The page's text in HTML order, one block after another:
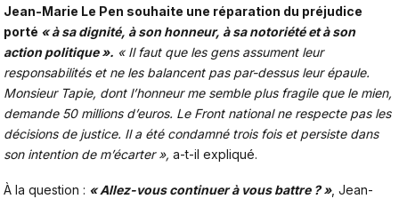
Jean-Marie Le Pen souhaite une réparation du préjudice
porté « à sa dignité, à son honneur, à sa notoriété et à son
action politique ». « Il faut que les gens assument leur
responsabilités et ne les balancent pas par-dessus leur épaule.
Monsieur Tapie, dont l’honneur me semble plus fragile que le mien,
demande 50 millions d’euros. Le Front national ne respecte pas les
décisions de justice. Il a été condamné trois fois et persiste dans
son intention de m’écarter », a-t-il expliqué.
À la question : « Allez-vous continuer à vous battre ? », Jean-